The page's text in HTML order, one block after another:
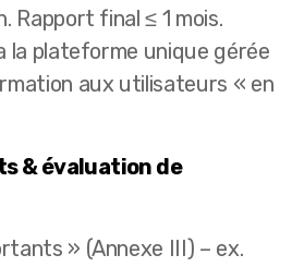
Rapport final ≤ 1 mois.
la plateforme unique gérée
aux utilisateurs « en
& évaluation de
» (Annexe III) – ex.